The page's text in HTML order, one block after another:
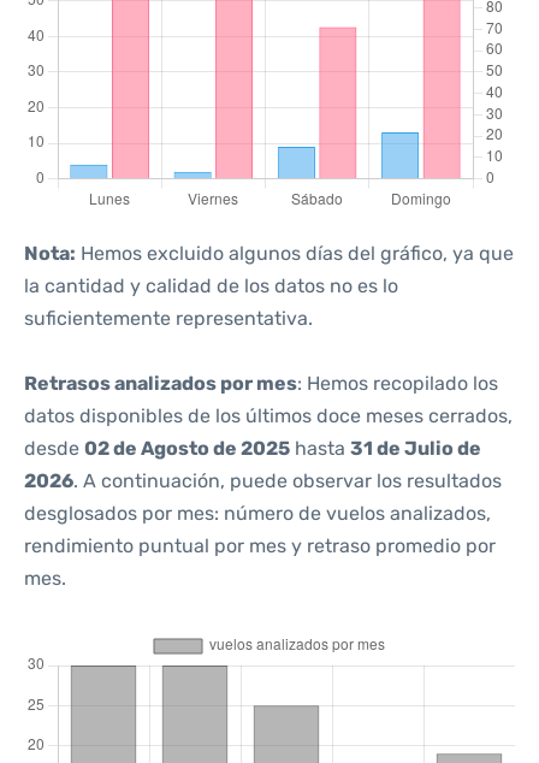
Nota: Hemos excluido algunos días del gráfico, ya que
la cantidad y calidad de los datos no es lo
suficientemente representativa.
Retrasos analizados por mes: Hemos recopilado los
datos disponibles de los últimos doce meses cerrados,
desde 02 de Agosto de 2025 hasta 31 de Julio de
2026. A continuación, puede observar los resultados
desglosados por mes: número de vuelos analizados,
rendimiento puntual por mes y retraso promedio por
mes.